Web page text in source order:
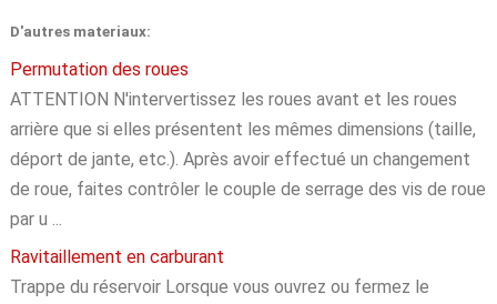
D'autres materiaux:
Permutation des roues
ATTENTION N'intervertissez les roues avant et les roues
arrière que si elles présentent les mêmes dimensions (taille,
déport de jante, etc.). Après avoir effectué un changement
de roue, faites contrôler le couple de serrage des vis de roue
par u ...
Ravitaillement en carburant
Trappe du réservoir Lorsque vous ouvrez ou fermez le